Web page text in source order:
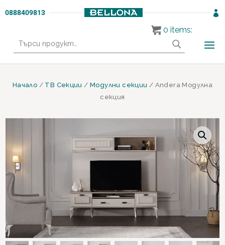
0888409813 
за:
Начало / ТВ Секции /Модулни секции / Andera Модулна
секция
0 items: